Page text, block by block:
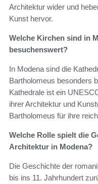
Architektur wider und
Kunst hervor.
Welche Kirchen sind in
besuchenswert?
In Modena sind die
Bartholomeus besonders
Kathedrale ist ein
ihrer Architektur und
Bartholomeus für ihre
Welche Rolle spielt die
Architektur in Modena?
Die Geschichte der
bis ins 11. Jahrhundert